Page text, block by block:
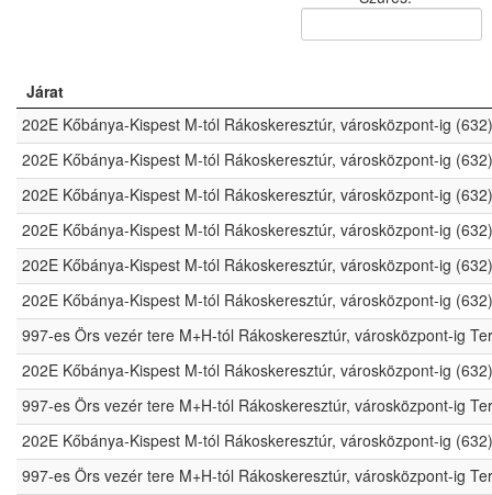
Járat
202E Kőbánya-Kispest M-tól Rákoskeresztúr, városközpont-ig (632)
202E Kőbánya-Kispest M-tól Rákoskeresztúr, városközpont-ig (632)
202E Kőbánya-Kispest M-tól Rákoskeresztúr, városközpont-ig (632)
202E Kőbánya-Kispest M-tól Rákoskeresztúr, városközpont-ig (632)
202E Kőbánya-Kispest M-tól Rákoskeresztúr, városközpont-ig (632)
202E Kőbánya-Kispest M-tól Rákoskeresztúr, városközpont-ig (632)
997-es Örs vezér tere M+H-tól Rákoskeresztúr, városközpont-ig
202E Kőbánya-Kispest M-tól Rákoskeresztúr, városközpont-ig (632)
997-es Örs vezér tere M+H-tól Rákoskeresztúr, városközpont-ig
202E Kőbánya-Kispest M-tól Rákoskeresztúr, városközpont-ig (632)
997-es Örs vezér tere M+H-tól Rákoskeresztúr, városközpont-ig